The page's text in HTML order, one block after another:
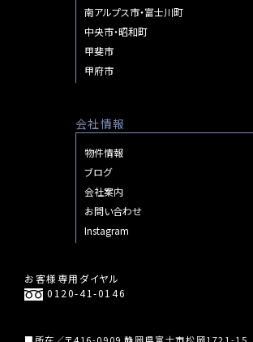
南アルプス市・富士川町
中央市・昭和町
甲斐市
甲府市
会社情報
物件情報
ブログ
会社案内
お問い合わせ
Instagram
お客様専用ダイヤル
0120-41-0146